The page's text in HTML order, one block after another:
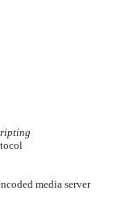
media server